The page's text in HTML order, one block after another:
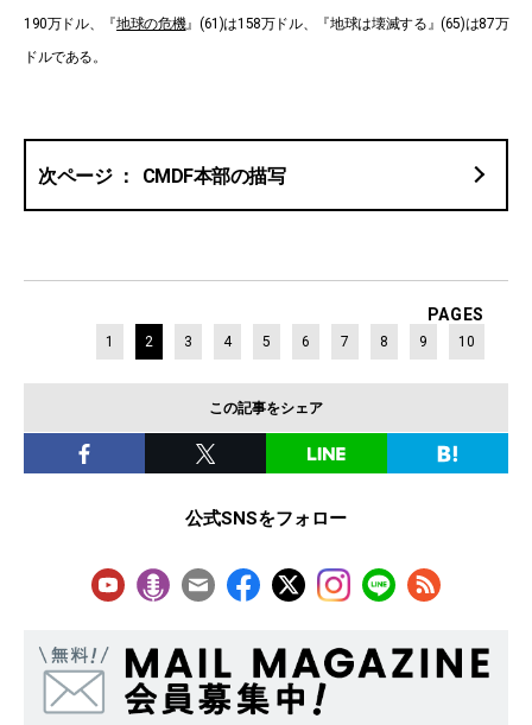
190万ドル、『地球の危機』(61)は158万ドル、『地球は壊滅する』(65)は87万
ドルである。
CMDF本部の描写
PAGES
1 2 3 4 5 6 7 8 9 10
この記事をシェア
公式SNSをフォロー